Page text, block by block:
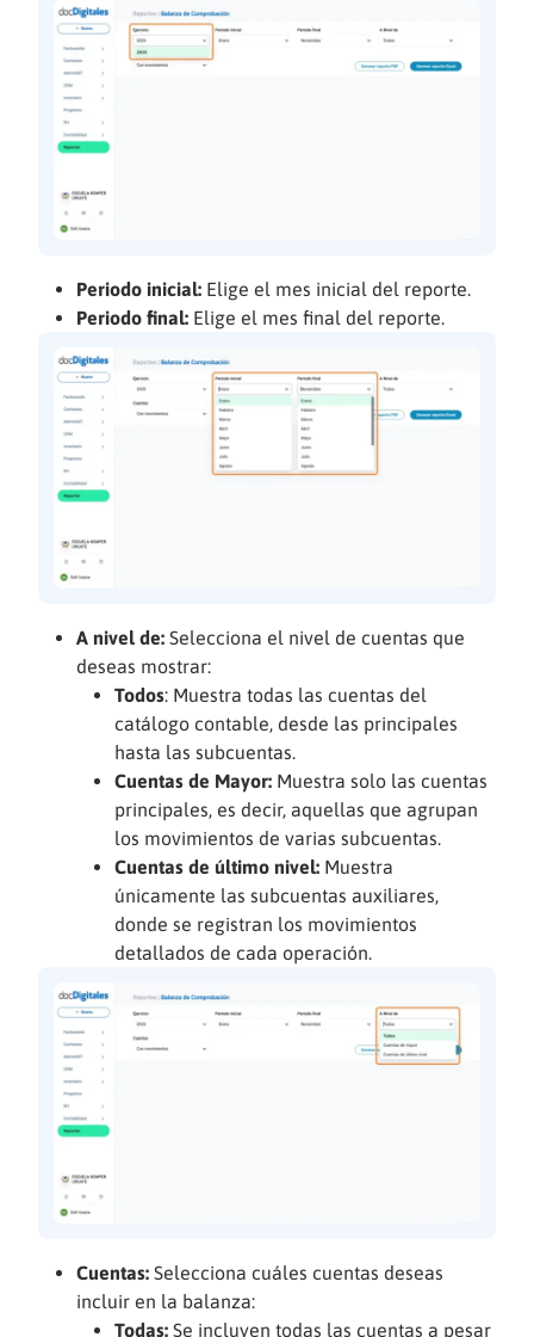
Periodo inicial: Elige el mes inicial del reporte.
Periodo final: Elige el mes final del reporte.
A nivel de: Selecciona el nivel de cuentas que
deseas mostrar:
Todos: Muestra todas las cuentas del
catálogo contable, desde las principales
hasta las subcuentas.
Cuentas de Mayor: Muestra solo las cuentas
principales, es decir, aquellas que agrupan
los movimientos de varias subcuentas.
Cuentas de último nivel: Muestra
únicamente las subcuentas auxiliares,
donde se registran los movimientos
detallados de cada operación.
Cuentas: Selecciona cuáles cuentas deseas
incluir en la balanza:
Todas: Se incluyen todas las cuentas a pesar